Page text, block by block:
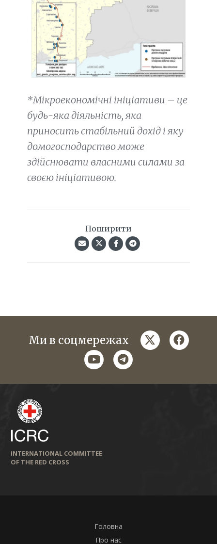
*Мікроекономічні ініціативи – це
будь-яка діяльність, яка
приносить стабільний дохід і яку
домогосподарство може
здійснювати власними силами за
своєю ініціативою.
Поширити
Ми в соцмережах twitter
youtubetelegram
INTERNATIONAL COMMITTEE
OF THE RED CROSS
Головна
Про нас